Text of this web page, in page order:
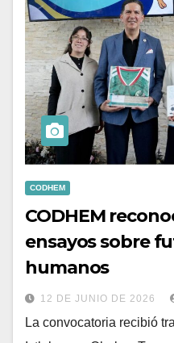
CODHEM
CODHEM
ensayos sobre
humanos
12 DE JUNIO DE 2026
La convocatoria recibió